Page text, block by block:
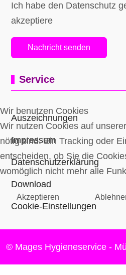
Ich habe den Datenschutz
akzeptiere
Nachricht senden
Service
Auszeichnungen
Impressum
Datenschutzerklärung
Download
Cookie-Einstellungen
© Mages Hygieneservice -
Wir benutzen Cookies
Wir nutzen Cookies auf
nötig sind. Ein Tracking oder
entscheiden, ob Sie die
womöglich nicht mehr alle
Akzeptieren